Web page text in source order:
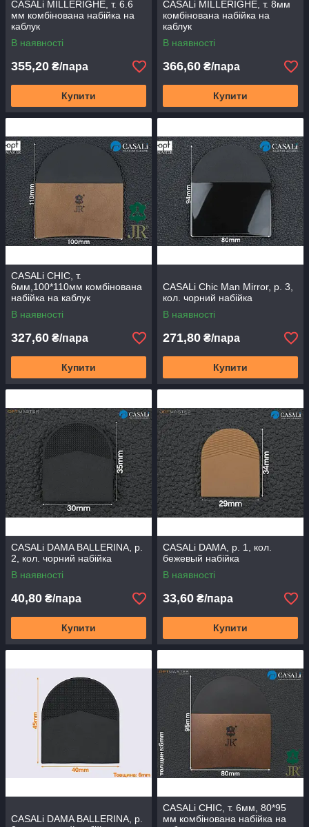
CASALi MILLERIGHE, т. 6.6
мм комбінована набійка на
каблук
В наявності
355,20 ₴/пара
Купити
CASALi MILLERIGHE, т. 8мм
комбінована набійка на
каблук
В наявності
366,60 ₴/пара
Купити
CASALi CHIC, т.
6мм,100*110мм комбінована
набійка на каблук
В наявності
327,60 ₴/пара
Купити
CASALi Chic Man Mirror, р. 3,
кол. чорний набійка
В наявності
271,80 ₴/пара
Купити
CASALi DAMA BALLERINA, р.
2, кол. чорний набійка
В наявності
40,80 ₴/пара
Купити
CASALi DAMA, р. 1, кол.
бежевый набійка
В наявності
33,60 ₴/пара
Купити
CASALi DAMA BALLERINA, р.
CASALi CHIC, т. 6мм, 80*95
мм комбінована набійка на